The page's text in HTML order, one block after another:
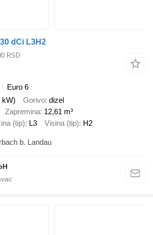
dCi L3H2
RSD
Euro 6
kW) Gorivo dizel
Zapremina 12,61 m³
(tip) L3 Visina (tip) H2
b. Landau